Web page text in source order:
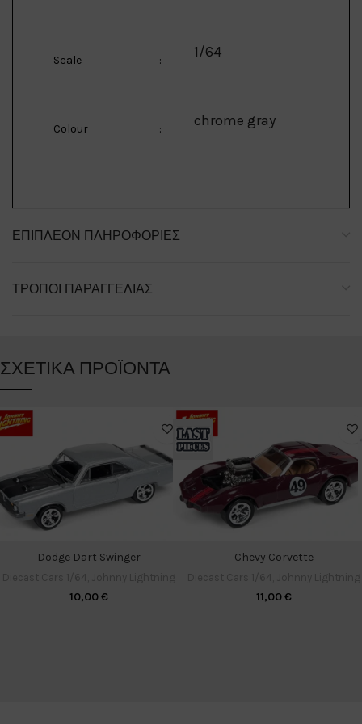
Scale : 1/64
Colour : chrome gray
ΕΠΙΠΛΈΟΝ ΠΛΗΡΟΦΟΡΊΕΣ
ΤΡΌΠΟΙ ΠΑΡΑΓΓΕΛΊΑΣ
ΣΧΕΤΙΚΆ ΠΡΟΪΌΝΤΑ
Dodge Dart Swinger
10,00€
Chevy Corvette
11,00€